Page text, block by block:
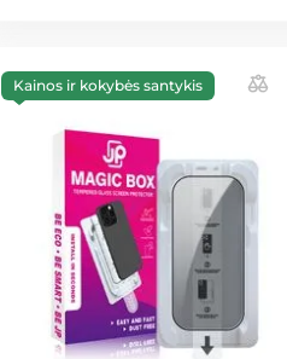
Kainos ir kokybės santykis